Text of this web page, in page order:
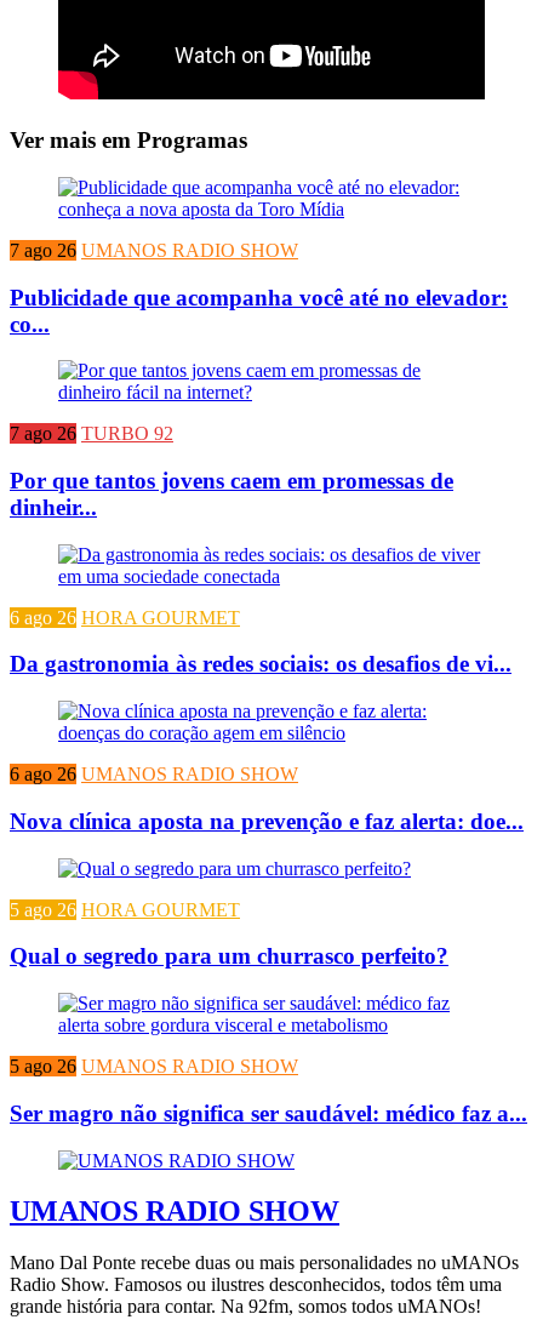
Ver mais em Programas
7 ago 26 UMANOS RADIO SHOW
Publicidade que acompanha você até no elevador:
co...
7 ago 26 TURBO 92
Por que tantos jovens caem em promessas de
dinheir...
6 ago 26 HORA GOURMET
Da gastronomia às redes sociais: os desafios de vi...
6 ago 26 UMANOS RADIO SHOW
Nova clínica aposta na prevenção e faz alerta: doe...
5 ago 26 HORA GOURMET
Qual o segredo para um churrasco perfeito?
5 ago 26 UMANOS RADIO SHOW
Ser magro não significa ser saudável: médico faz a...
UMANOS RADIO SHOW
Mano Dal Ponte recebe duas ou mais personalidades no uMANOs
Radio Show. Famosos ou ilustres desconhecidos, todos têm uma
grande história para contar. Na 92fm, somos todos uMANOs!